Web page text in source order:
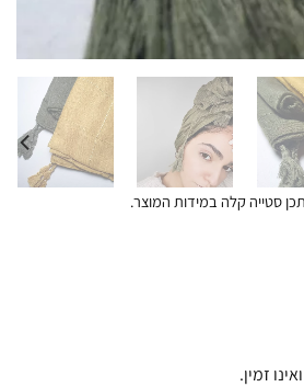
סטייה קלה במידות המוצר.
זמין.